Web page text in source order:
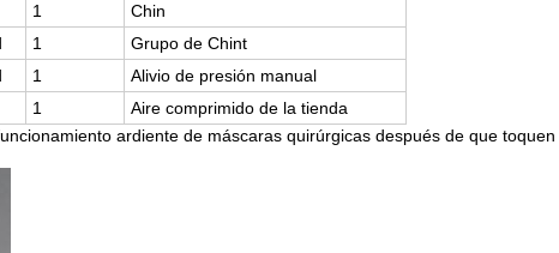
1
Chin
1
Grupo de Chint
1
Alivio de presión manual
1
Aire comprimido de la tienda
ardiente de máscaras quirúrgicas después de que